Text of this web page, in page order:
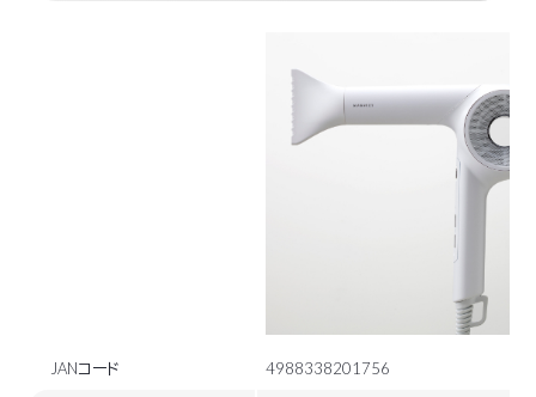
JANコード 4988338201756